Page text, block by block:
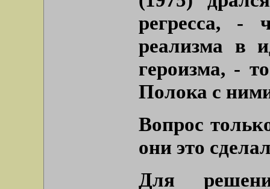
регресса, -
реализма в
героизма, -
Полока с
Вопрос
они это
Для